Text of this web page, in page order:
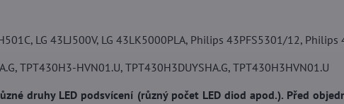
LG 43LJ500V, LG 43LK5000PLA, Philips 43PFS5301/12,
TPT430H3-HVN01.U, TPT430H3DUYSHA.G, TPT430H3HVN01.U
druhy LED podsvícení (různý počet LED diod apod.). Před